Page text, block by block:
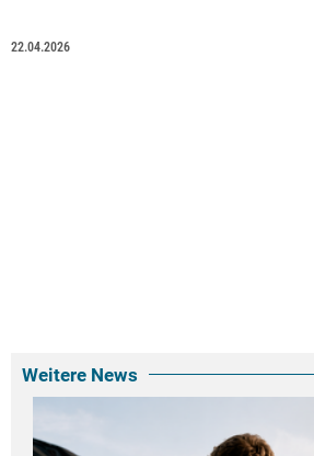
22.04.2026
Weitere News